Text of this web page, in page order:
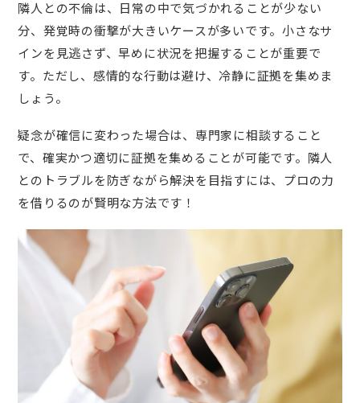
隣人との不倫は、日常の中で気づかれることが少ない
分、発覚時の衝撃が大きいケースが多いです。小さなサ
インを見逃さず、早めに状況を把握することが重要で
す。ただし、感情的な行動は避け、冷静に証拠を集めま
しょう。
疑念が確信に変わった場合は、専門家に相談すること
で、確実かつ適切に証拠を集めることが可能です。隣人
とのトラブルを防ぎながら解決を目指すには、プロの力
を借りるのが賢明な方法です！